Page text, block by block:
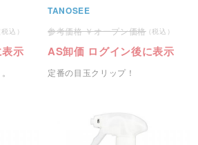
示
TANOSEE
オープン価格
AS卸価 ログイン後に表示
定番の目玉クリップ！